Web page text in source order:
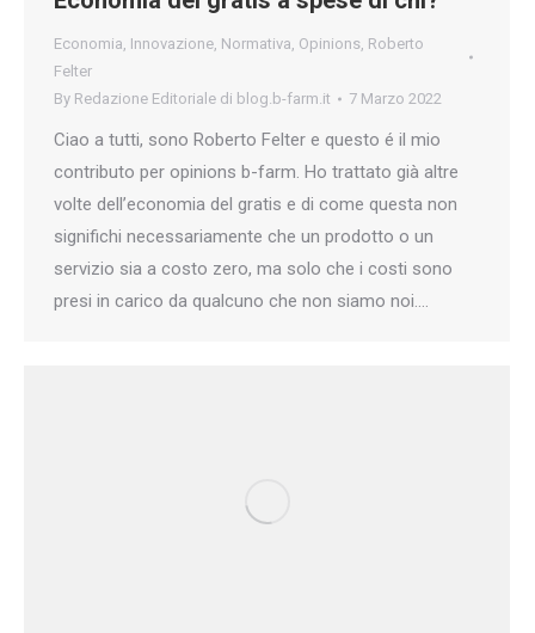
Economia, Innovazione, Normativa, Opinions, Roberto
Felter
By Redazione Editoriale di blog.b-farm.it 7 Marzo 2022
Ciao a tutti, sono Roberto Felter e questo é il mio
contributo per opinions b-farm. Ho trattato già altre
volte dell’economia del gratis e di come questa non
significhi necessariamente che un prodotto o un
servizio sia a costo zero, ma solo che i costi sono
presi in carico da qualcuno che non siamo noi.…